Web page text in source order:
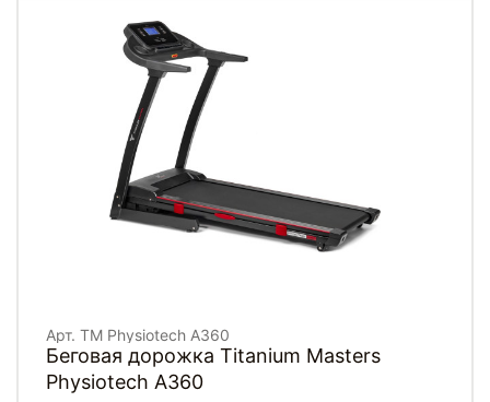
Арт. TM Physiotech A360
Беговая дорожка Titanium Masters
Physiotech A360